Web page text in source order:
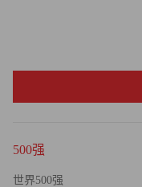
500强
世界500强